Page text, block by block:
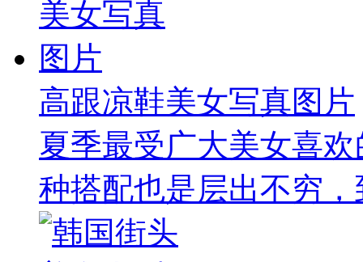
高跟凉鞋美女写真图片
夏季最受广大美女喜
种搭配也是层出不穷